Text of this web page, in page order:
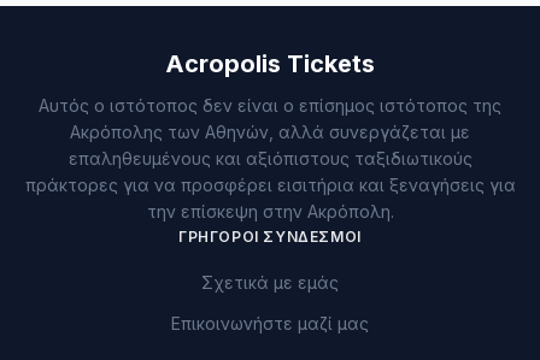
Acropolis Tickets
Αυτός ο ιστότοπος δεν είναι ο επίσημος ιστότοπος της
Ακρόπολης των Αθηνών, αλλά συνεργάζεται με
επαληθευμένους και αξιόπιστους ταξιδιωτικούς
πράκτορες για να προσφέρει εισιτήρια και ξεναγήσεις για
την επίσκεψη στην Ακρόπολη.
ΓΡΉΓΟΡΟΙ ΣΎΝΔΕΣΜΟΙ
Σχετικά με εμάς
Επικοινωνήστε μαζί μας